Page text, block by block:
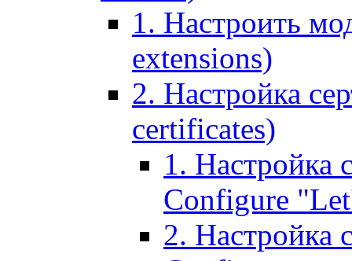
1. Настроить
extensions)
2. Настройка
certificates)
1. Настройка
Configure
2. Настройка